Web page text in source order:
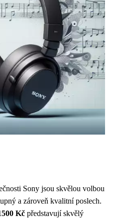
Sony jsou skvělou volbou
a zároveň kvalitní poslech.
Kč představují skvělý